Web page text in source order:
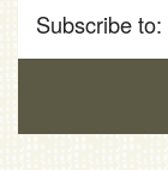
Subscribe to: